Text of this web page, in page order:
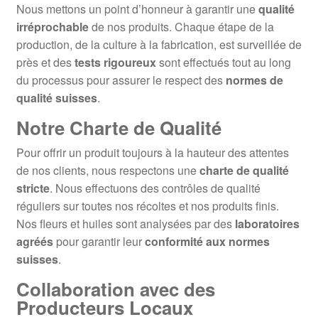
Nous mettons un point d’honneur à garantir unequalité
irréprochablede nos produits. Chaque étape de la
production, de la culture à la fabrication, est surveillée de
près et destests rigoureuxsont effectués tout au long
du processus pour assurer le respect des normes de
qualité suisses.
Notre Charte de Qualité
Pour offrir un produit toujours à la hauteur des attentes
de nos clients, nous respectons unecharte de qualité
stricte. Nous effectuons des contrôles de qualité
réguliers sur toutes nos récoltes et nos produits finis.
Nos fleurs et huiles sont analysées par des laboratoires
agrééspour garantir leurconformité aux normes
suisses.
Collaboration avec des
Producteurs Locaux